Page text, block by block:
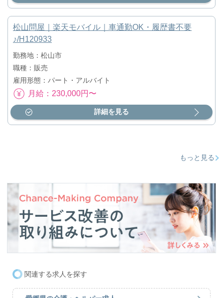
松山問屋｜楽天モバイル｜車通勤OK・履歴書不要
♪/H120933
勤務地：松山市
職種：販売
雇用形態：パート・アルバイト
月給：230,000円〜
詳細を見る
もっと見る
関連する求人を探す